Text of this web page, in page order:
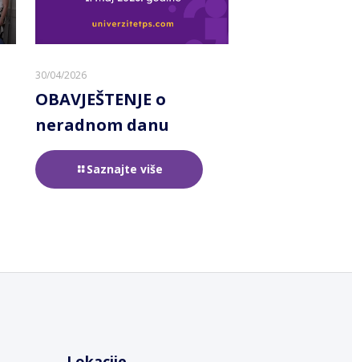
30/04/2026
OBAVJEŠTENJE o
neradnom danu
Saznajte više